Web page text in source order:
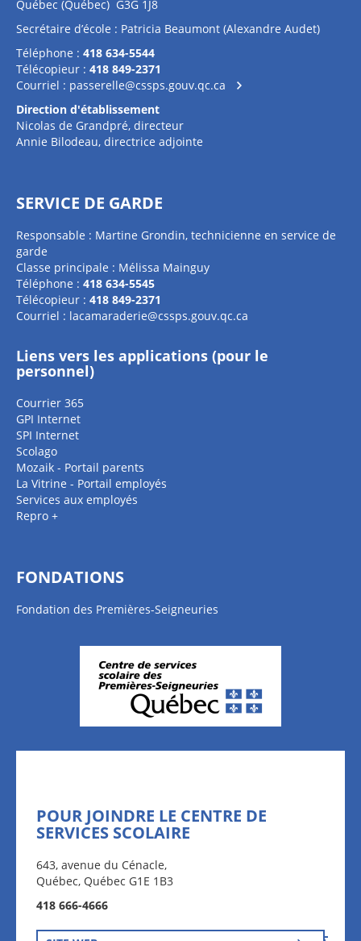
Québec (Québec) G3G 1J8
Secrétaire d’école : Patricia Beaumont (Alexandre Audet)
Téléphone : 418 634-5544
Télécopieur : 418 849-2371
Courriel : passerelle@cssps.gouv.qc.ca
Direction d'établissement
Nicolas de Grandpré, directeur
Annie Bilodeau, directrice adjointe
SERVICE DE GARDE
Responsable : Martine Grondin, technicienne en service de
garde
Classe principale : Mélissa Mainguy
Téléphone : 418 634-5545
Télécopieur : 418 849-2371
Courriel : lacamaraderie@cssps.gouv.qc.ca
Liens vers les applications (pour le
personnel)
Courrier 365
GPI Internet
SPI Internet
Scolago
Mozaik - Portail parents
La Vitrine - Portail employés
Services aux employés
Repro +
FONDATIONS
Fondation des Premières-Seigneuries
POUR JOINDRE LE CENTRE DE
SERVICES SCOLAIRE
643, avenue du Cénacle,
Québec, Québec G1E 1B3
418 666-4666